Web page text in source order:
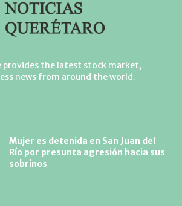
provides the latest stock market,
news from around the world.
Mujer es detenida en San Juan del
Río por presunta agresión hacia sus
sobrinos